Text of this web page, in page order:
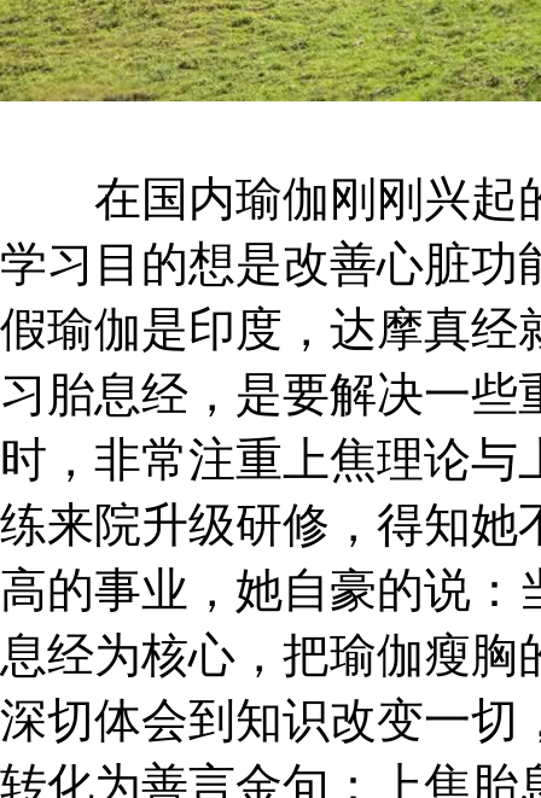
在国内瑜伽刚刚兴起
学习目的想是改善心脏功
假瑜伽是印度，达摩真经
习胎息经，是要解决一
时，非常注重上焦理论
练来院升级研修，得知她
高的事业，她自豪的说：
息经为核心，把瑜伽瘦
深切体会到知识改变一切
转化为善言金句：上焦胎